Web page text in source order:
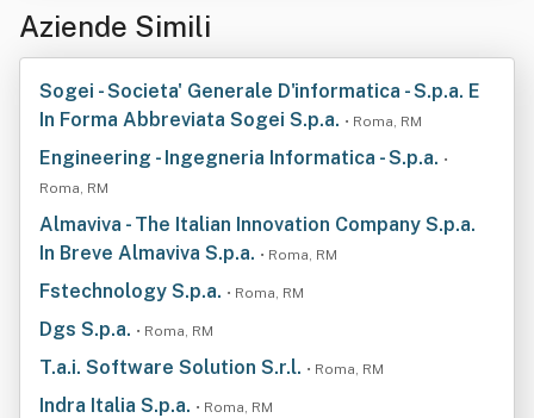
Aziende Simili
Sogei - Societa' Generale D'informatica - S.p.a. E
In Forma Abbreviata Sogei S.p.a. • Roma, RM
Engineering - Ingegneria Informatica - S.p.a. •
Roma, RM
Almaviva - The Italian Innovation Company S.p.a.
In Breve Almaviva S.p.a. • Roma, RM
Fstechnology S.p.a. • Roma, RM
Dgs S.p.a. • Roma, RM
T.a.i. Software Solution S.r.l. • Roma, RM
Indra Italia S.p.a. • Roma, RM